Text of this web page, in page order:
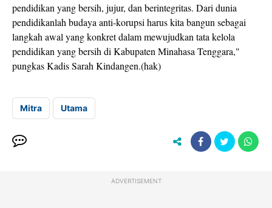
pendidikan yang bersih, jujur, dan berintegritas. Dari dunia
pendidikanlah budaya anti-korupsi harus kita bangun sebagai
langkah awal yang konkret dalam mewujudkan tata kelola
pendidikan yang bersih di Kabupaten Minahasa Tenggara,"
pungkas Kadis Sarah Kindangen.(hak)
Mitra Utama
ADVERTISEMENT